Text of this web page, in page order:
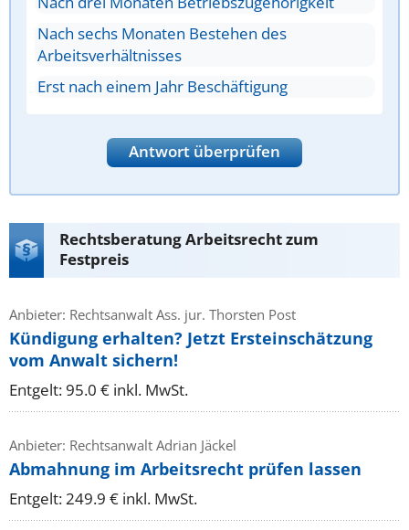
Nach sechs Monaten Bestehen des
Arbeitsverhältnisses
Erst nach einem Jahr Beschäftigung
Antwort überprüfen
Rechtsberatung Arbeitsrecht zum
Festpreis
Anbieter: Rechtsanwalt Ass. jur. Thorsten Post
Kündigung erhalten? Jetzt Ersteinschätzung
vom Anwalt sichern!
Entgelt: 95.0 € inkl. MwSt.
Anbieter: Rechtsanwalt Adrian Jäckel
Abmahnung im Arbeitsrecht prüfen lassen
Entgelt: 249.9 € inkl. MwSt.